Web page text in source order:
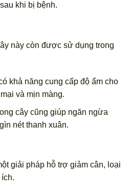
khi bị bệnh.
này còn được sử dụng trong
khả năng cung cấp độ ẩm cho
và mịn màng.
cây cũng giúp ngăn ngừa
nét thanh xuân.
giải pháp hỗ trợ giảm cân, loại